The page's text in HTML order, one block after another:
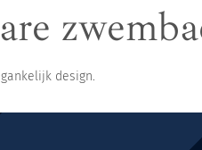
design.